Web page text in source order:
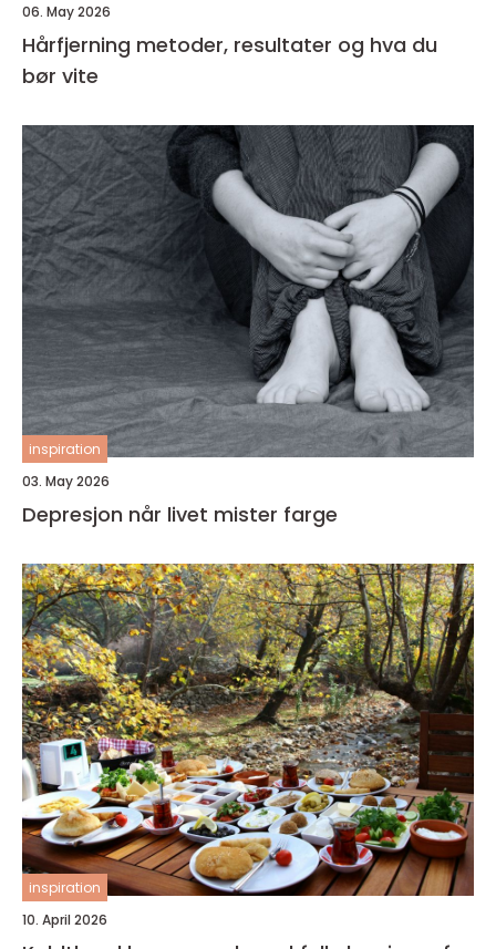
06. May 2026
Hårfjerning metoder, resultater og hva du
bør vite
inspiration
03. May 2026
Depresjon når livet mister farge
inspiration
10. April 2026